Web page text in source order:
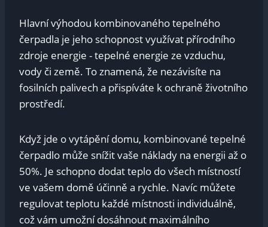
Hlavní výhodou ⁢kombinovaného tepelného
‍čerpadla je jeho schopnost využívat přírodního
zdroje energie ⁢- ⁢tepelné ‍energie ⁤ze vzduchu,
vody či země. To znamená, že ‌nezávisíte na
fosilních⁢ palivech a přispíváte k ochraně⁤ životního
prostředí.
Když jde ‍o vytápění ‍domu, ‌kombinované tepelné
čerpadlo může snížit vaše náklady na energii​ až o
50%. Je⁤ schopno dodat teplo do‌ všech místností
ve vašem domě účinně a rychle. Navíc můžete
regulovat teplotu ‌každé ⁤místnosti individuálně,
což ‍vám umožní dosáhnout maximálního